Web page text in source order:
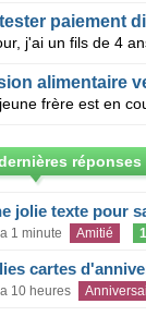
paiement
alimentaire
jolie texte pour
a 1 minute Amitié
cartes
a 10 heures